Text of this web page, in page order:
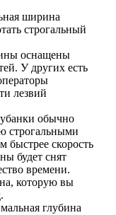
ширина
строгальный
оснащены
У других есть
лезвий
обычно
строгальными
быстрее скорость
будет снят
времени.
которую вы
глубина